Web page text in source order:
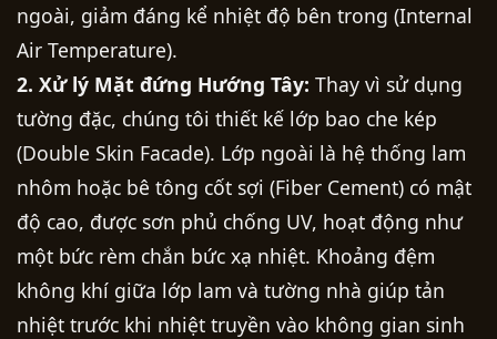
ngoài, giảm đáng kể nhiệt độ bên trong (Internal
Air Temperature).
2. Xử lý Mặt đứng Hướng Tây: Thay vì sử dụng
tường đặc, chúng tôi thiết kế lớp bao che kép
(Double Skin Facade). Lớp ngoài là hệ thống lam
nhôm hoặc bê tông cốt sợi (Fiber Cement) có mật
độ cao, được sơn phủ chống UV, hoạt động như
một bức rèm chắn bức xạ nhiệt. Khoảng đệm
không khí giữa lớp lam và tường nhà giúp tản
nhiệt trước khi nhiệt truyền vào không gian sinh